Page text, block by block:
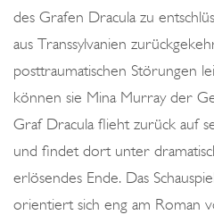
des Grafen Dracula zu
aus Transsylvanien
posttraumatischen Störungen
können sie Mina Murray der
Graf Dracula flieht zurück auf
und findet dort unter
erlösendes Ende. Das
orientiert sich eng am Roman